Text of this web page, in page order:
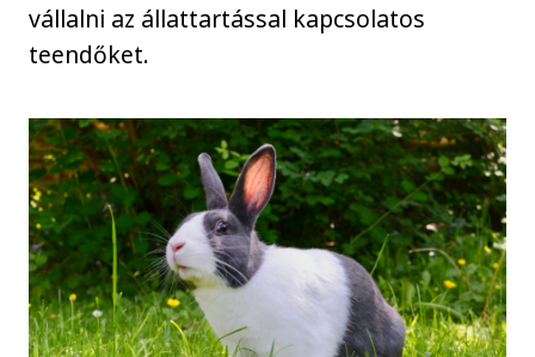
vállalni az állattartással kapcsolatos
teendőket.